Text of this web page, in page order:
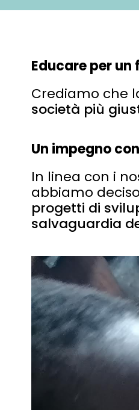
Educare per
Crediamo che
società più
Un impegno
In linea con i
abbiamo
progetti di
salvaguardia